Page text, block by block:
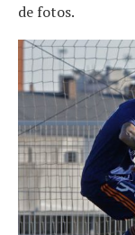
de fotos.